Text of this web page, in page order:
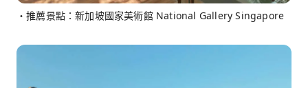
・推薦景點：新加坡國家美術館 National Gallery Singapore